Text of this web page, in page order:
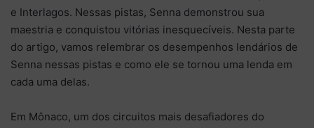
e Interlagos. Nessas pistas, Senna demonstrou sua
maestria e conquistou vitórias inesquecíveis. Nesta parte
do artigo, vamos relembrar os desempenhos lendários de
Senna nessas pistas e como ele se tornou uma lenda em
cada uma delas.
Em Mônaco, um dos circuitos mais desafiadores do